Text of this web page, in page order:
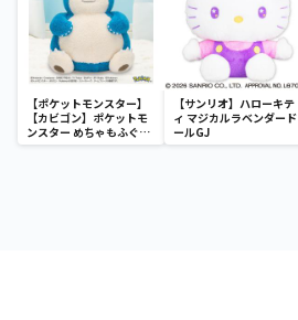
【ポケットモンスター】
【カビゴン】ポケットモ
ンスター めちゃもふぐっ
と ほっこりいやされぬい
【サンリオ】ハローキテ
ィ マジカルラベンダード
ールGJ